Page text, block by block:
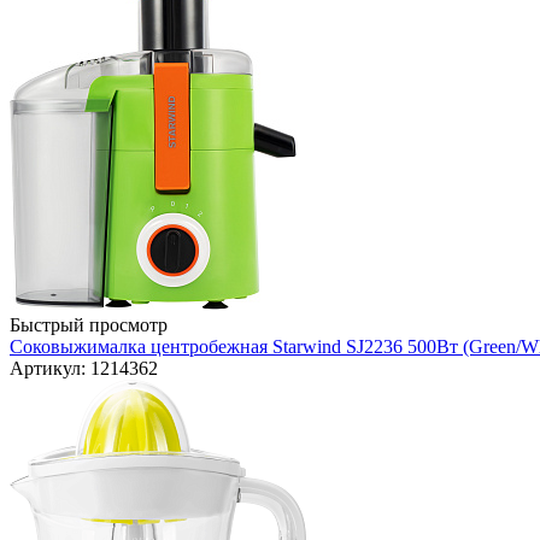
Быстрый просмотр
Соковыжималка центробежная Starwind SJ2236 500Вт (Green/
Артикул: 1214362